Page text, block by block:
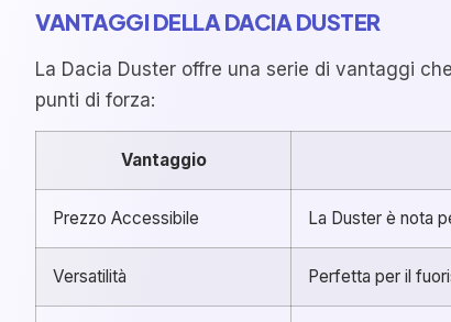
VANTAGGI DELLA DACIA DUSTER
La Dacia Duster offre una serie di vantaggi
punti di forza:
Vantaggio
Prezzo Accessibile La Duster è nota
Versatilità Perfetta per il